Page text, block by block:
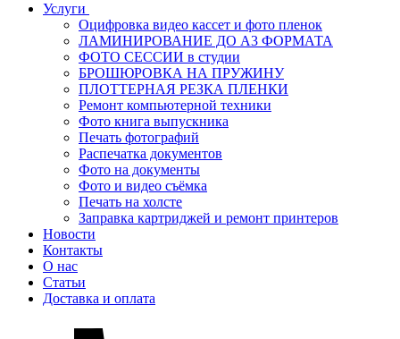
Услуги
Оцифровка видео кассет и фото пленок
ЛАМИНИРОВАНИЕ ДО А3 ФОРМАТА
ФОТО СЕССИИ в студии
БРОШЮРОВКА НА ПРУЖИНУ
ПЛОТТЕРНАЯ РЕЗКА ПЛЕНКИ
Ремонт компьютерной техники
Фото книга выпускника
Печать фотографий
Распечатка документов
Фото на документы
Фото и видео съёмка
Печать на холсте
Заправка картриджей и ремонт принтеров
Новости
Контакты
О нас
Статьи
Доставка и оплата